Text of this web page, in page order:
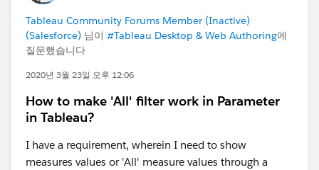
Tableau Community Forums Member (Inactive)
(Salesforce) 님이 #Tableau Desktop & Web Authoring에
질문했습니다
2020년 3월 23일 오후 12:06
How to make 'All' filter work in Parameter
in Tableau?
I have a requirement, wherein I need to show
measures values or 'All' measure values through a